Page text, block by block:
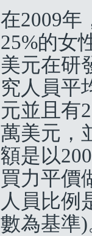
在2009年
25%的女
美元在研
究人員平
元並且有
萬美元，
額是以
買力平價
人員比例
數為基準